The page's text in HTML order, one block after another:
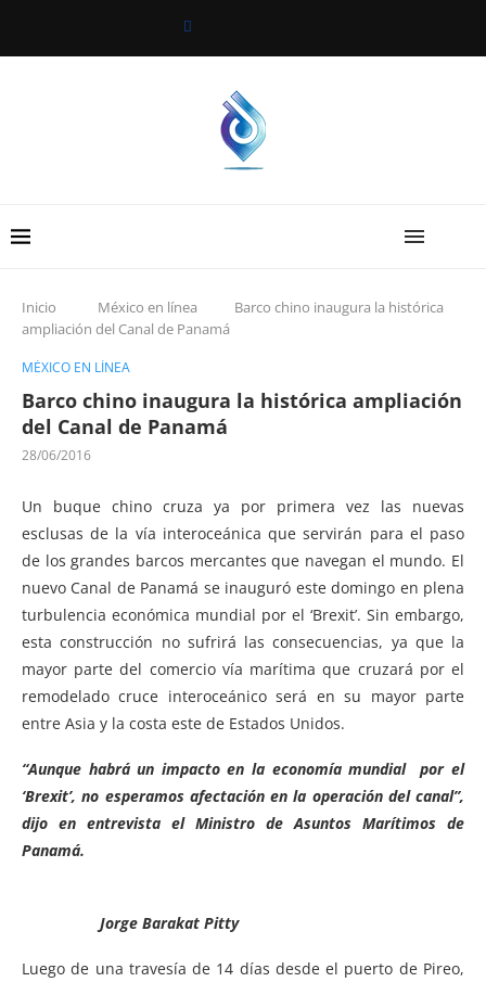
Inicio México en línea
Barco chino inaugura la histórica
ampliación del Canal de Panamá
MÉXICO EN LÍNEA
Barco chino inaugura la histórica ampliación
del Canal de Panamá
28/06/2016
Un buque chino cruza ya por primera vez las nuevas
esclusas de la vía interoceánica que servirán para el paso
de los grandes barcos mercantes que navegan el mundo. El
nuevo Canal de Panamá se inauguró este domingo en plena
turbulencia económica mundial por el ‘Brexit’. Sin embargo,
esta construcción no sufrirá las consecuencias, ya que la
mayor parte del comercio vía marítima que cruzará por el
remodelado cruce interoceánico será en su mayor parte
entre Asia y la costa este de Estados Unidos.
“Aunque habrá un impacto en la economía mundial por el
‘Brexit’, no esperamos afectación en la operación del canal”,
dijo en entrevista el Ministro de Asuntos Marítimos de
Panamá.
Jorge Barakat Pitty
Luego de una travesía de 14 días desde el puerto de Pireo,